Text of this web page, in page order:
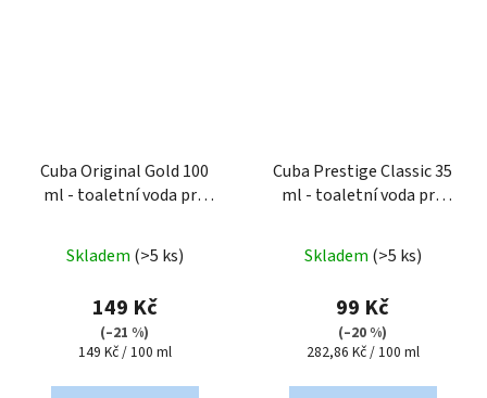
Cuba Original Gold 100
ml - toaletní voda pro
hodnocení
produktu
je
5,0
z
Skladem (>5 ks)
149 Kč
(–21 %)
Měrná
149 Kč / 100 ml
Cuba Prestige Classic 35
ml - toaletní voda pro
Skladem (>5 ks)
99 Kč
(–20 %)
Měrná
282,86 Kč / 100 ml